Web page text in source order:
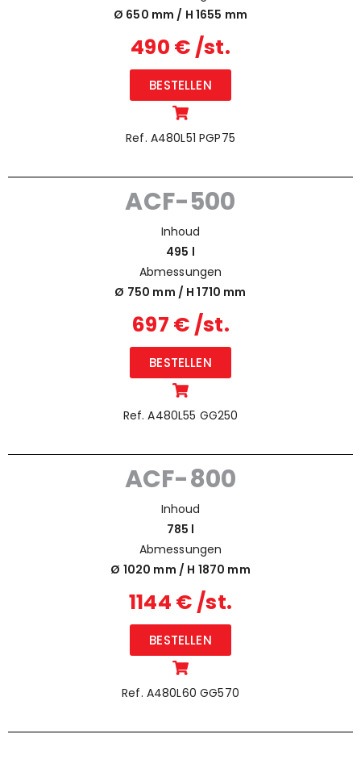
Ø 650 mm / H 1655 mm
490 € /st.
BESTELLEN
Ref. A480L51 PGP75
ACF-500
Inhoud
495 l
Abmessungen
Ø 750 mm / H1710 mm
697 € /st.
BESTELLEN
Ref. A480L55 GG250
ACF-800
Inhoud
785 l
Abmessungen
Ø 1020 mm / H 1870 mm
1144 € /st.
BESTELLEN
Ref. A480L60 GG570